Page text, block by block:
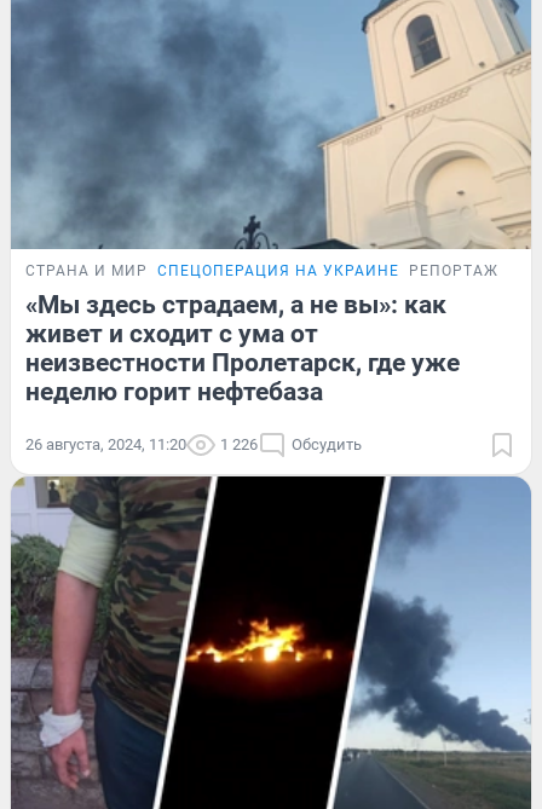
СТРАНА И МИР СПЕЦОПЕРАЦИЯ НА УКРАИНЕ РЕПОРТАЖ
«Мы здесь страдаем, а не вы»: как
живет и сходит с ума от
неизвестности Пролетарск, где уже
неделю горит нефтебаза
26 августа, 2024, 11:20 1 226 Обсудить